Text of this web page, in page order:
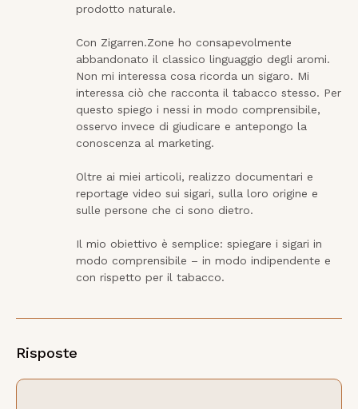
prodotto naturale.
Con Zigarren.Zone ho consapevolmente
abbandonato il classico linguaggio degli aromi.
Non mi interessa cosa ricorda un sigaro. Mi
interessa ciò che racconta il tabacco stesso. Per
questo spiego i nessi in modo comprensibile,
osservo invece di giudicare e antepongo la
conoscenza al marketing.
Oltre ai miei articoli, realizzo documentari e
reportage video sui sigari, sulla loro origine e
sulle persone che ci sono dietro.
Il mio obiettivo è semplice: spiegare i sigari in
modo comprensibile – in modo indipendente e
con rispetto per il tabacco.
Risposte